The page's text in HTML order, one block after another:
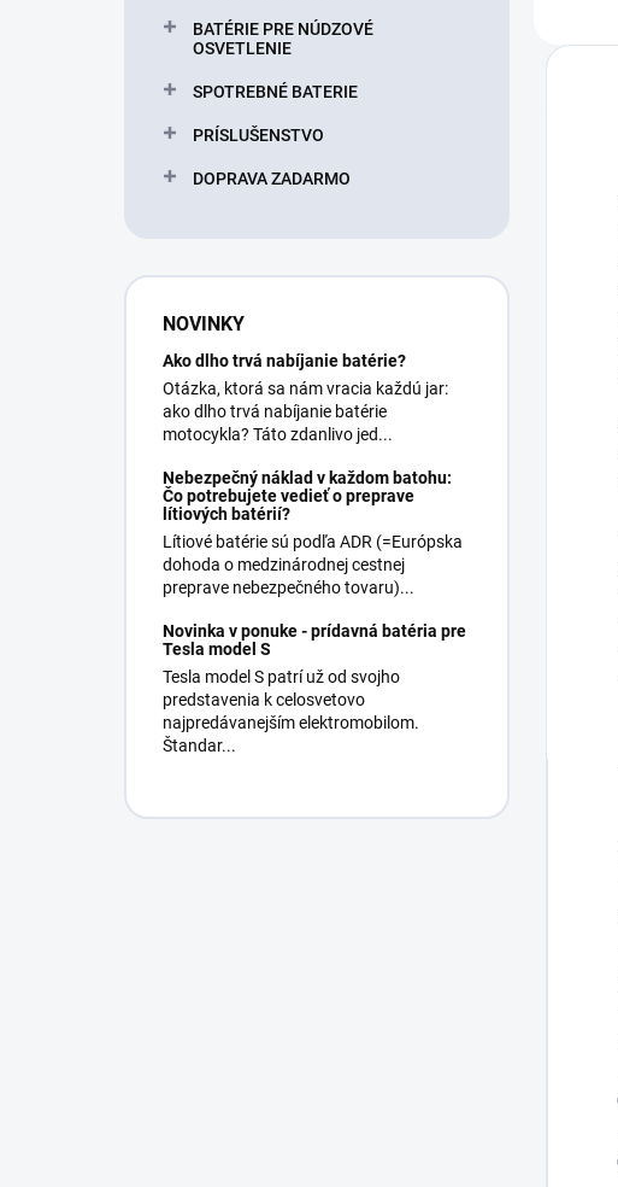
BATÉRIE PRE NÚDZOVÉ
OSVETLENIE
SPOTREBNÉ BATERIE
PRÍSLUŠENSTVO
DOPRAVA ZADARMO
NOVINKY
Ako dlho trvá nabíjanie batérie?
Otázka, ktorá sa nám vracia každú jar:
ako dlho trvá nabíjanie batérie
motocykla? Táto zdanlivo jed...
Nebezpečný náklad v každom batohu:
Čo potrebujete vedieť o preprave
lítiových batérií?
Lítiové batérie sú podľa ADR (=Európska
dohoda o medzinárodnej cestnej
preprave nebezpečného tovaru)...
Novinka v ponuke - prídavná batéria pre
Tesla model S
Tesla model S patrí už od svojho
predstavenia k celosvetovo
najpredávanejším elektromobilom.
Štandar...